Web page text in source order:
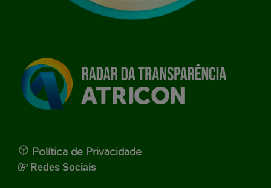
Política de Privacidade
Redes Sociais